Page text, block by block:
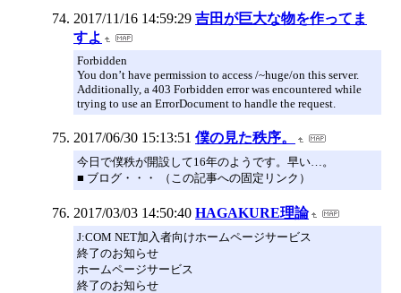
2017/11/16 14:59:29 吉田が巨大な物を作ってま
すよ
Forbidden
You don’t have permission to access /~huge/on this server.
Additionally, a 403 Forbidden error was encountered while
trying to use an ErrorDocument to handle the request.
2017/06/30 15:13:51 僕の見た秩序。
今日で僕秩が開設して16年のようです。早い…。
■ ブログ・・・ （この記事への固定リンク）
2017/03/03 14:50:40 HAGAKURE理論
J:COM NET加入者向けホームページサービス
終了のお知らせ
ホームページサービス
終了のお知らせ